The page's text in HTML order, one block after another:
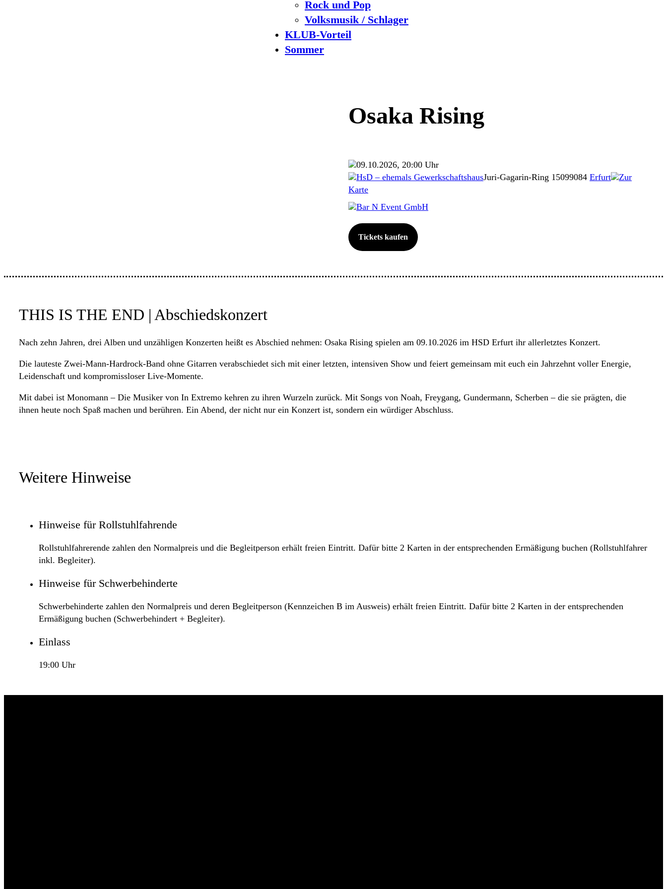
Rock und Pop
Volksmusik / Schlager
KLUB-Vorteil
Sommer
Osaka Rising
09.10.2026, 20:00 Uhr
HsD – ehemals GewerkschaftshausJuri-Gagarin-Ring 15099084 Erfurt
Zur
Karte
Bar N Event GmbH
Tickets kaufen
THIS IS THE END | Abschiedskonzert
Nach zehn Jahren, drei Alben und unzähligen Konzerten heißt es Abschied nehmen: Osaka Rising spielen am 09.10.2026 im HSD Erfurt ihr allerletztes Konzert.
Die lauteste Zwei-Mann-Hardrock-Band ohne Gitarren verabschiedet sich mit einer letzten, intensiven Show und feiert gemeinsam mit euch ein Jahrzehnt voller Energie,
Leidenschaft und kompromissloser Live-Momente.
Mit dabei ist Monomann – Die Musiker von In Extremo kehren zu ihren Wurzeln zurück. Mit Songs von Noah, Freygang, Gundermann, Scherben – die sie prägten, die
ihnen heute noch Spaß machen und berühren. Ein Abend, der nicht nur ein Konzert ist, sondern ein würdiger Abschluss.
Weitere Hinweise
Hinweise für Rollstuhlfahrende
Rollstuhlfahrerende zahlen den Normalpreis und die Begleitperson erhält freien Eintritt. Dafür bitte 2 Karten in der entsprechenden Ermäßigung buchen (Rollstuhlfahrer
inkl. Begleiter).
Hinweise für Schwerbehinderte
Schwerbehinderte zahlen den Normalpreis und deren Begleitperson (Kennzeichen B im Ausweis) erhält freien Eintritt. Dafür bitte 2 Karten in der entsprechenden
Ermäßigung buchen (Schwerbehindert + Begleiter).
Einlass
19:00 Uhr